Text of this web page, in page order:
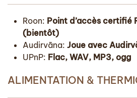
Roon: Point d’accès certifié
(bientôt)
Audirvãna: Joue avec
UPnP: Flac, WAV, MP3, ogg
ALIMENTATION &